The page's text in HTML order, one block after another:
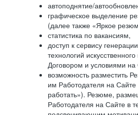
автоподнятие/
графическое выделение
(далее также «Яркое
статистика по вакансиям,
доступ к сервису
технологий
Договором и условиями на
возможность разместить
им Работодателя на Сайте
работать»). Резюме,
Работодателя на Сайте в